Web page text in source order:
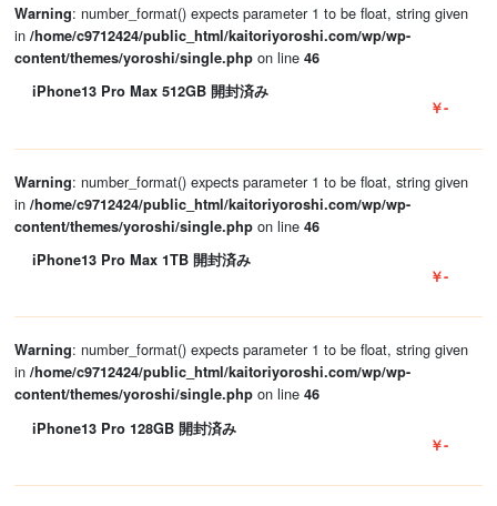
Warning: number_format() expects parameter 1 to be float, string given
in /home/c9712424/public_html/kaitoriyoroshi.com/wp/wp-
content/themes/yoroshi/single.phpon line 46
iPhone13 Pro Max 512GB 開封済み
￥-
Warning: number_format() expects parameter 1 to be float, string given
in /home/c9712424/public_html/kaitoriyoroshi.com/wp/wp-
content/themes/yoroshi/single.phpon line 46
iPhone13 Pro Max 1TB 開封済み
￥-
Warning: number_format() expects parameter 1 to be float, string given
in /home/c9712424/public_html/kaitoriyoroshi.com/wp/wp-
content/themes/yoroshi/single.phpon line 46
iPhone13 Pro 128GB 開封済み
￥-